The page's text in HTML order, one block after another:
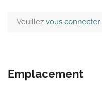
Veuillez vous connecter
Emplacement